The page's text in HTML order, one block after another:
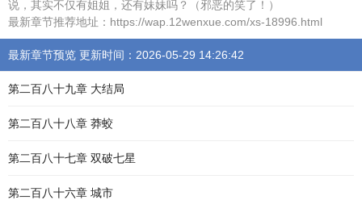
说，其实不仅有姐姐，还有妹妹吗？（邪恶的笑了！）
最新章节推荐地址：https://wap.12wenxue.com/xs-18996.html
最新章节预览 更新时间：2026-05-29 14:26:42
第二百八十九章 大结局
第二百八十八章 莽蛟
第二百八十七章 双破七星
第二百八十六章 城市